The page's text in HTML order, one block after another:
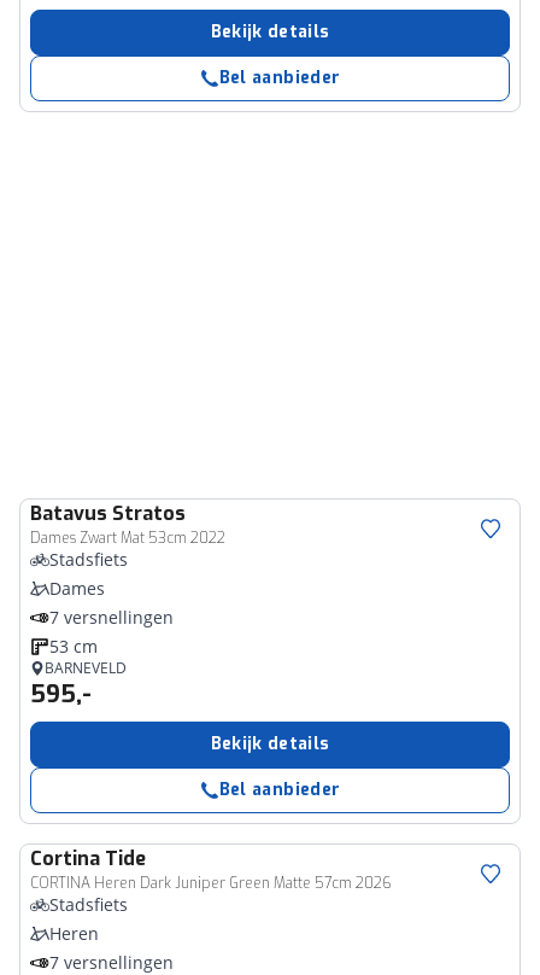
Bekijk details
Bel aanbieder
Batavus Stratos
Dames Zwart Mat 53cm 2022
Stadsfiets
Dames
7 versnellingen
53 cm
BARNEVELD
595,-
Bekijk details
Bel aanbieder
Cortina Tide
CORTINA Heren Dark Juniper Green Matte 57cm 2026
Stadsfiets
Heren
7 versnellingen